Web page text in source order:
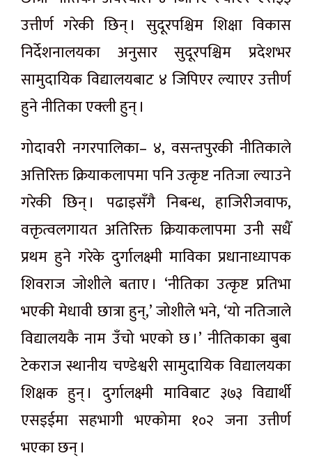
उत्तीर्ण गरेकी छिन् । सुदूरपश्चिम शिक्षा विकास
निर्देशनालयका अनुसार सुदूरपश्चिम प्रदेशभर
सामुदायिक विद्यालयबाट ४ जिपिएर ल्याएर उत्तीर्ण
हुने नीतिका एक्ली हुन् ।
गोदावरी नगरपालिका– ४, वसन्तपुरकी नीतिकाले
अत्तिरिक्त क्रियाकलापमा पनि उत्कृष्ट नतिजा ल्याउने
गरेकी छिन् । पढाइसँगै निबन्ध, हाजिरीजवाफ,
वक्तृत्वलगायत अतिरिक्त क्रियाकलापमा उनी सधैँ
प्रथम हुने गरेके दुर्गालक्ष्मी माविका प्रधानाध्यापक
शिवराज जोशीले बताए । ‘नीतिका उत्कृष्ट प्रतिभा
भएकी मेधावी छात्रा हुन्,’ जोशीले भने, ‘यो नतिजाले
विद्यालयकै नाम उँचो भएको छ ।’ नीतिकाका बुबा
टेकराज स्थानीय चण्डेश्वरी सामुदायिक विद्यालयका
शिक्षक हुन् । दुर्गालक्ष्मी माविबाट ३७३ विद्यार्थी
एसइईमा सहभागी भएकोमा १०२ जना उत्तीर्ण
भएका छन् ।